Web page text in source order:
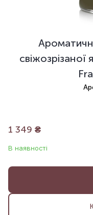
1 349 ₴
В наявності